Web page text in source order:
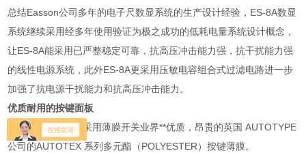
总结Easson公司多年的电子尺数显系统的生产设计经验，ES-8A数显
系统继续采用经多年使用验证为极之成功的低耗电量系统设计概念，
让ES-8A能采用已严整稳定可靠，抗高压冲击能力强，抗干扰能力强
的线性电源系统，此外ES-8A更采用压敏电容组合式过滤电路进一步
加强了抗电源干扰能力和抗高压冲击能力。
优质耐用的按键面板
ES-8A的按键面板采用薄膜开关业界**优质，昂贵的英国 AUTOTYPE
公司的AUTOTEX 系列多元酯（POLYESTER）按键薄膜。